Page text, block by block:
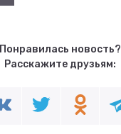
Понравилась новость?
Расскажите друзьям: